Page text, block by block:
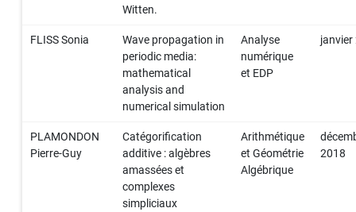
Witten.
FLISS Sonia
Wave propagation in
periodic media:
mathematical
analysis and
numerical simulation
Analyse
numérique
et EDP
janvier
PLAMONDON
Pierre-Guy
Catégorification
additive : algèbres
amassées et
complexes
simpliciaux
Arithmétique
et Géométrie
Algébrique
2018